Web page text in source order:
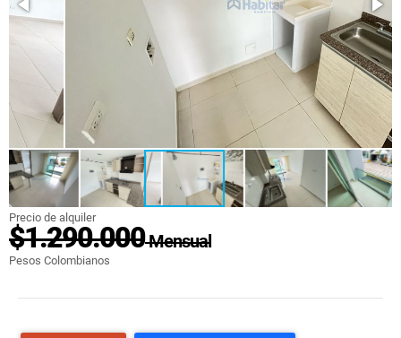
Precio de alquiler
$1.290.000Mensual
Pesos Colombianos